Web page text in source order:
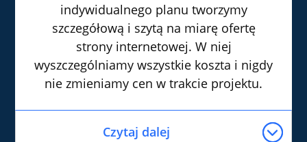
indywidualnego planu tworzymy
szczegółową i szytą na miarę ofertę
strony internetowej. W niej
wyszczególniamy wszystkie koszta i nigdy
nie zmieniamy cen w trakcie projektu.
Czytaj dalej